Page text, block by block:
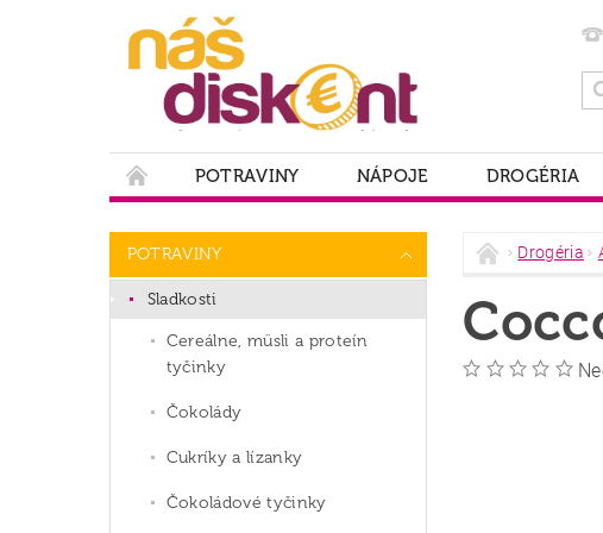
POTRAVINY NÁPOJE DROGÉRIA
POTRAVINY
Sladkosti
Cereálne, müsli a proteín
tyčinky
Čokolády
Cukríky a lízanky
Čokoládové tyčinky
Drogéria